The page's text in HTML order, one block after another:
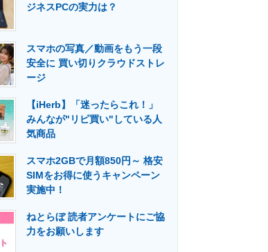
建設×テクノロジーの最前線
ジネスPCの実力は？
スマホの写真／動画をもう一段
安全に 買い切りクラウドストレ
ージ
【iHerb】「迷ったらこれ！」
みんなが"リピ買い"している人
気商品
スマホ2GBで月額850円～ 格安
SIMをお得に使うキャンペーン
実施中！
ねとらぼ 読者アンケートにご協
力をお願いします